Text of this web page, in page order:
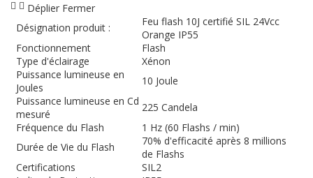
Déplier Fermer
Désignation produit :
Feu flash 10J certifié SIL 24Vcc
Orange IP55
Fonctionnement
Flash
Type d'éclairage
Xénon
Puissance lumineuse en
Joules
10 Joule
Puissance lumineuse en Cd
mesuré
225 Candela
Fréquence du Flash
1 Hz (60 Flashs / min)
Durée de Vie du Flash
70% d'efficacité après 8 millions
de Flashs
Certifications
SIL2